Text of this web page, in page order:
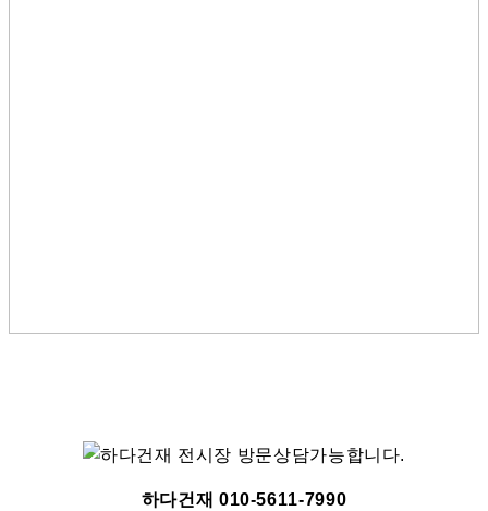
하다건재 010-5611-7990